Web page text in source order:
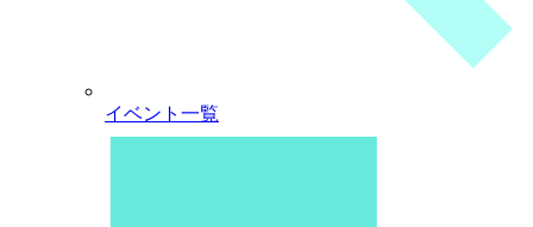
イベント一覧